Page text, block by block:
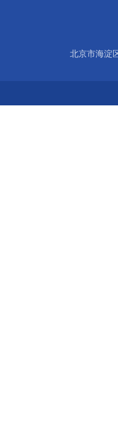
北京市海淀